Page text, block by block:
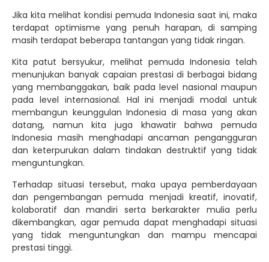
Jika kita melihat kondisi pemuda Indonesia saat ini, maka
terdapat optimisme yang penuh harapan, di samping
masih terdapat beberapa tantangan yang tidak ringan.
Kita patut bersyukur, melihat pemuda Indonesia telah
menunjukan banyak capaian prestasi di berbagai bidang
yang membanggakan, baik pada level nasional maupun
pada level internasional. Hal ini menjadi modal untuk
membangun keunggulan Indonesia di masa yang akan
datang, namun kita juga khawatir bahwa pemuda
Indonesia masih menghadapi ancaman pengangguran
dan keterpurukan dalam tindakan destruktif yang tidak
menguntungkan.
Terhadap situasi tersebut, maka upaya pemberdayaan
dan pengembangan pemuda menjadi kreatif, inovatif,
kolaboratif dan mandiri serta berkarakter mulia perlu
dikembangkan, agar pemuda dapat menghadapi situasi
yang tidak menguntungkan dan mampu mencapai
prestasi tinggi.